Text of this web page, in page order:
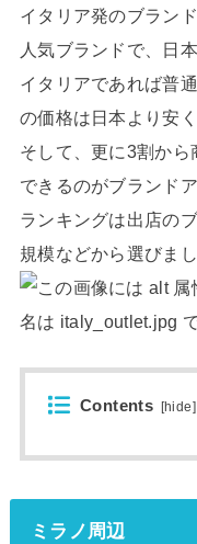
イタリア発のブラン
人気ブランドで、日
イタリアであれば普
の価格は日本より安
そして、更に3割から
できるのがブランド
ランキングは出店の
規模などから選びまし
Contents [hide]
ミラノ周辺